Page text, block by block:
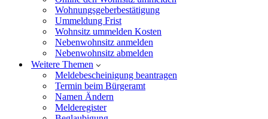
Wohnungsgeberbestätigung
Ummeldung Frist
Wohnsitz ummelden Kosten
Nebenwohnsitz anmelden
Nebenwohnsitz abmelden
Weitere Themen
Meldebescheinigung beantragen
Termin beim Bürgeramt
Namen Ändern
Melderegister